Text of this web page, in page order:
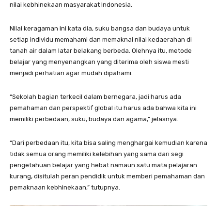
nilai kebhinekaan masyarakat Indonesia.
Nilai keragaman ini kata dia, suku bangsa dan budaya untuk
setiap individu memahami dan memaknai nilai kedaerahan di
tanah air dalam latar belakang berbeda. Olehnya itu, metode
belajar yang menyenangkan yang diterima oleh siswa mesti
menjadi perhatian agar mudah dipahami.
“Sekolah bagian terkecil dalam bernegara, jadi harus ada
pemahaman dan perspektif global itu harus ada bahwa kita ini
memiliki perbedaan, suku, budaya dan agama,” jelasnya.
“Dari perbedaan itu, kita bisa saling menghargai kemudian karena
tidak semua orang memiliki kelebihan yang sama dari segi
pengetahuan belajar yang hebat namaun satu mata pelajaran
kurang, disitulah peran pendidik untuk memberi pemahaman dan
pemaknaan kebhinekaan,” tutupnya.